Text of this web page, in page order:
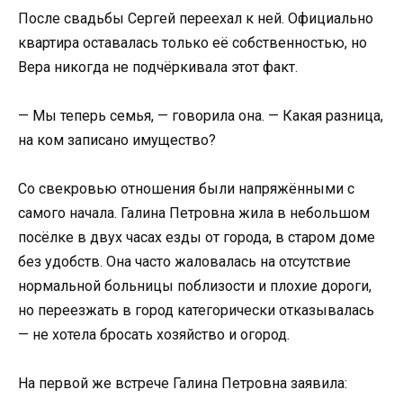
После свадьбы Сергей переехал к ней. Официально
квартира оставалась только её собственностью, но
Вера никогда не подчёркивала этот факт.
— Мы теперь семья, — говорила она. — Какая разница,
на ком записано имущество?
Со свекровью отношения были напряжёнными с
самого начала. Галина Петровна жила в небольшом
посёлке в двух часах езды от города, в старом доме
без удобств. Она часто жаловалась на отсутствие
нормальной больницы поблизости и плохие дороги,
но переезжать в город категорически отказывалась
— не хотела бросать хозяйство и огород.
На первой же встрече Галина Петровна заявила: